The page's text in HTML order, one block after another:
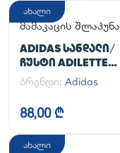
ახალი
მამაკაცის შლაპუნა
ADIDAS ᲡᲐᲜᲓᲐᲚᲘ/
ᲩᲣᲡᲢᲘ ADILETTE
AQUA
ბრენდი: Adidas
88,00 ₾
ახალი